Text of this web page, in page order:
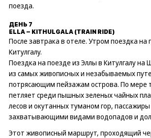
поезда.
ДЕНЬ 7
ELLA – KITHULGALA (TRAIN RIDE)
После завтрака в отеле. Утром поездка на
Китулгалу.
Поездка на поезде из Эллы в Китулгалу
из самых живописных и незабываемых
потрясающим пейзажам острова. По мере
петляет среди пышных зеленых чайных
лесов и окутанных туманом гор,
захватывающими видами водопадов и
Этот живописный маршрут, проходящий